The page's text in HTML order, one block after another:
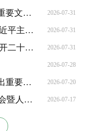
《求是》杂志发表习近平总书记重要文章《加快建设... 2026-07-31
中共中央召开党外人士座谈会 习近平主持并发表重要... 2026-07-31
中共中央政治局召开会议 决定召开二十届五中全会 ... 2026-07-31
2026-07-28
习近平对重庆彭水县山体崩塌作出重要指示 2026-07-20
习近平出席2026世界人工智能大会暨人工智能全球治... 2026-07-17